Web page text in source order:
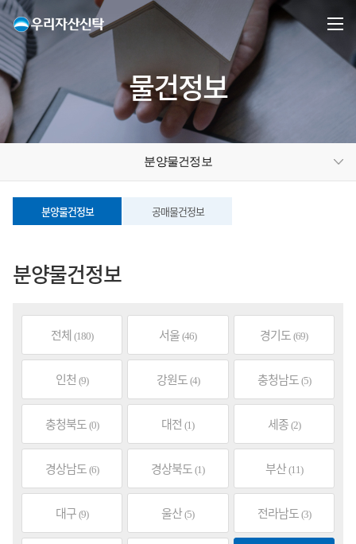
물건정보
분양물건정보
분양물건정보 공매물건정보
분양물건정보
전체 (180) 서울 (46) 경기도 (69)
인천 (9) 강원도 (4) 충청남도 (5)
충청북도 (0) 대전 (1) 세종 (2)
경상남도 (6) 경상북도 (1) 부산 (11)
대구 (9) 울산 (5) 전라남도 (3)